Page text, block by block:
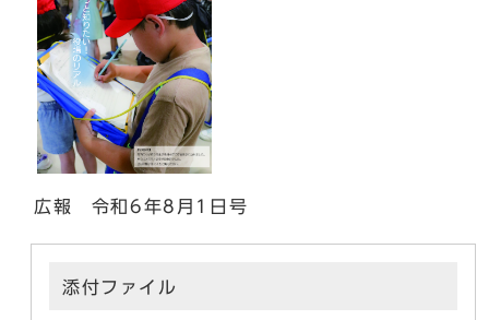
広報 令和6年8月1日号
添付ファイル